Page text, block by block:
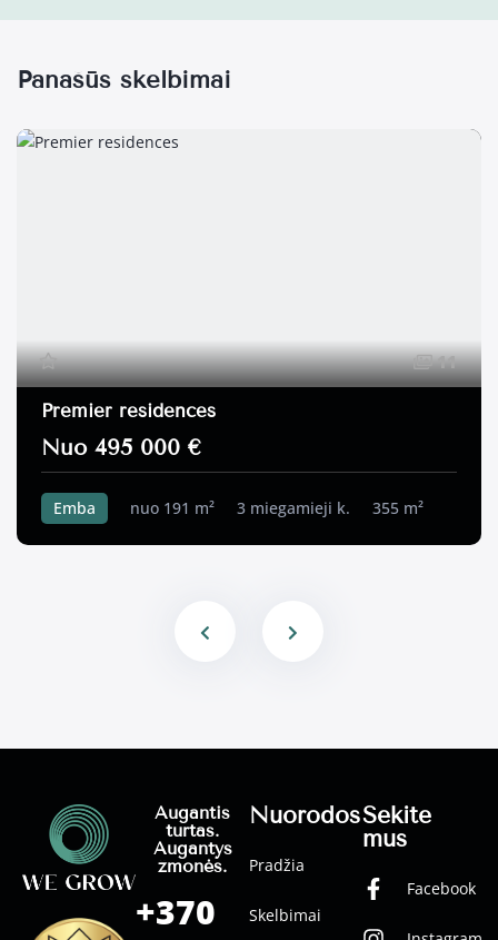
Panašūs skelbimai
11
Premier residences
Nuo 495 000 €
Emba nuo 191 m² 3 miegamieji k. 355 m²
Nuorodos
Pradžia
Skelbimai
Sekite
mus
Facebook
Augantis
turtas.
Augantys
žmonės.
+370